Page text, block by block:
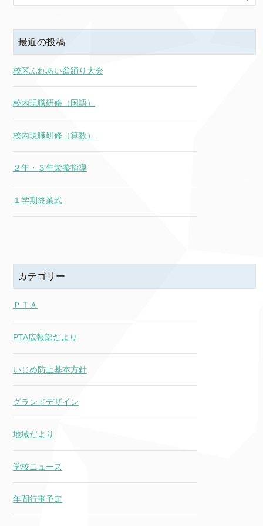
最近の投稿
校区ふれあい盆踊り大会
校内現職研修（国語）
校内現職研修（算数）
２年・３年栄養指導
１学期終業式
カテゴリー
ＰＴＡ
PTA広報部だより
いじめ防止基本方針
グランドデザイン
地域だより
学校ニュース
年間行事予定